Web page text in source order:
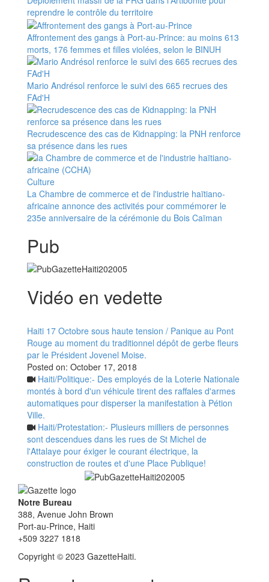
reprendre le contrôle du territoire
Affrontement des gangs à Port-au-Prince: au moins 613
morts, 176 femmes et filles violées, selon le BINUH
Mario Andrésol renforce le suivi des 665 recrues des
FAd'H
Recrudescence des cas de Kidnapping: la PNH renforce
sa présence dans les rues
Culture
La Chambre de commerce et de l'industrie haïtiano-
africaine annonce des activités pour commémorer le
235e anniversaire de la cérémonie du Bois Caïman
Pub
Vidéo en vedette
Haiti 17 Octobre sous haute tension / Panique au Pont
Rouge au moment du traditionnel dépôt de gerbe fleurs
par le Président Jovenel Moise.
Posted on: October 17, 2018
Haiti/Politique:- Des employés de la Loterie Nationale
montés à bord d'un véhicule tirent des raffales d'armes
automatiques pour disperser la manifestation à Pétion
Ville.
Haiti/Protestation:- Plusieurs milliers de personnes
sont descendues dans les rues de St Michel de
l'Attalaye pour éxiger le courant électrique, la
construction de routes et d'une Place Publique!
Notre Bureau
388, Avenue John Brown
Port-au-Prince, Haiti
+509 3227 1818
Copyright © 2023 GazetteHaiti.